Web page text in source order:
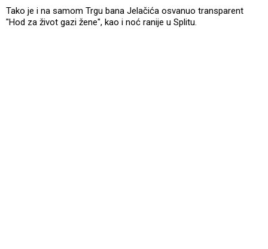
Tako je i na samom Trgu bana Jelačića osvanuo transparent
"Hod za život gazi žene", kao i noć ranije u Splitu.